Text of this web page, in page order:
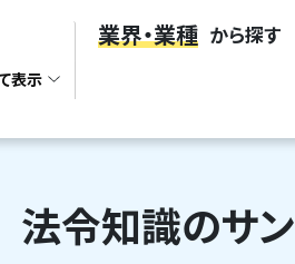
表示
業界・業種 から探す
法令知識のサ